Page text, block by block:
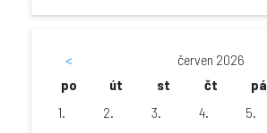
< červen 2026
po
út st čt pá
1.
2. 3. 4. 5.